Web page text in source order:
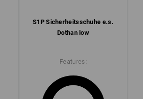
S1P Sicherheits­schuhe e.s.
Dothan low
Features: